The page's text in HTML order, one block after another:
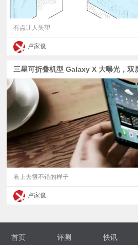
有点让人失望
卢家俊
三星可折叠机型 Galaxy X 大曝光，双
看上去很不错的样子
卢家俊
首页 评测 快讯